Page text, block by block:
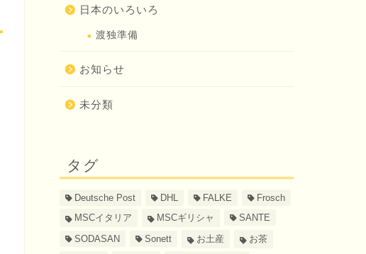
日本のいろいろ
渡独準備
お知らせ
未分類
タグ
Deutsche Post DHL FALKE
Frosch
MSCイタリア
MSCギリシャ
SANTE
SODASAN
Sonett お土産
お茶